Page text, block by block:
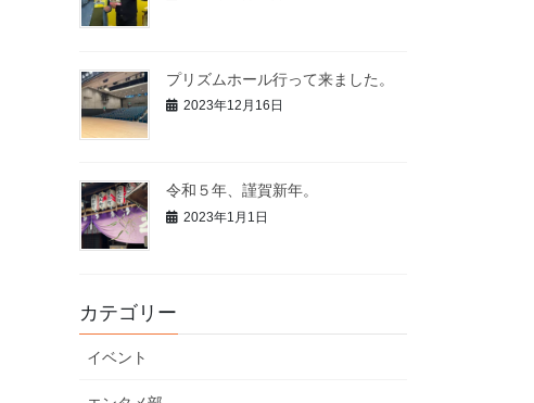
プリズムホール行って来ました。
2023年12月16日
令和５年、謹賀新年。
2023年1月1日
カテゴリー
イベント